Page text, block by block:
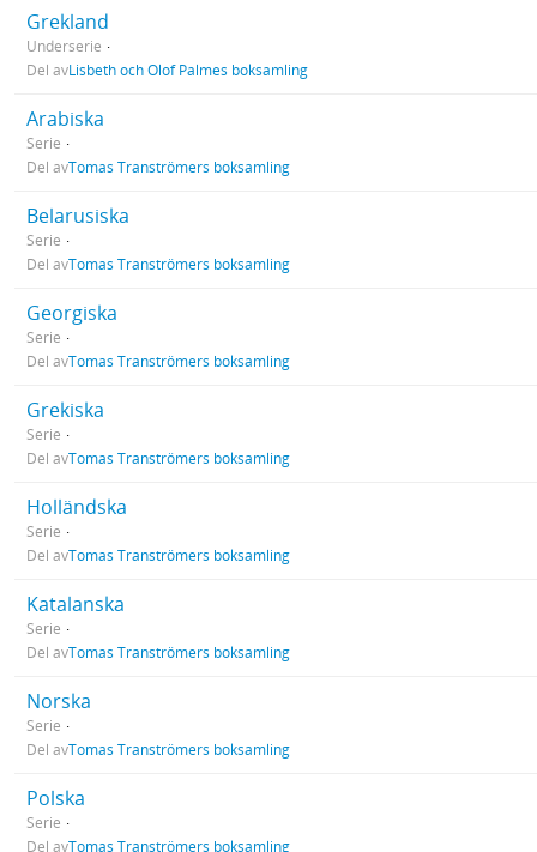
Grekland
Underserie
Del avLisbeth och Olof Palmes boksamling
Arabiska
Serie
Del avTomas Tranströmers boksamling
Belarusiska
Serie
Del avTomas Tranströmers boksamling
Georgiska
Serie
Del avTomas Tranströmers boksamling
Grekiska
Serie
Del avTomas Tranströmers boksamling
Holländska
Serie
Del avTomas Tranströmers boksamling
Katalanska
Serie
Del avTomas Tranströmers boksamling
Norska
Serie
Del avTomas Tranströmers boksamling
Polska
Serie
Del avTomas Tranströmers boksamling